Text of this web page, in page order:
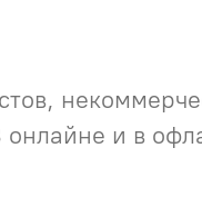
онлайне и в